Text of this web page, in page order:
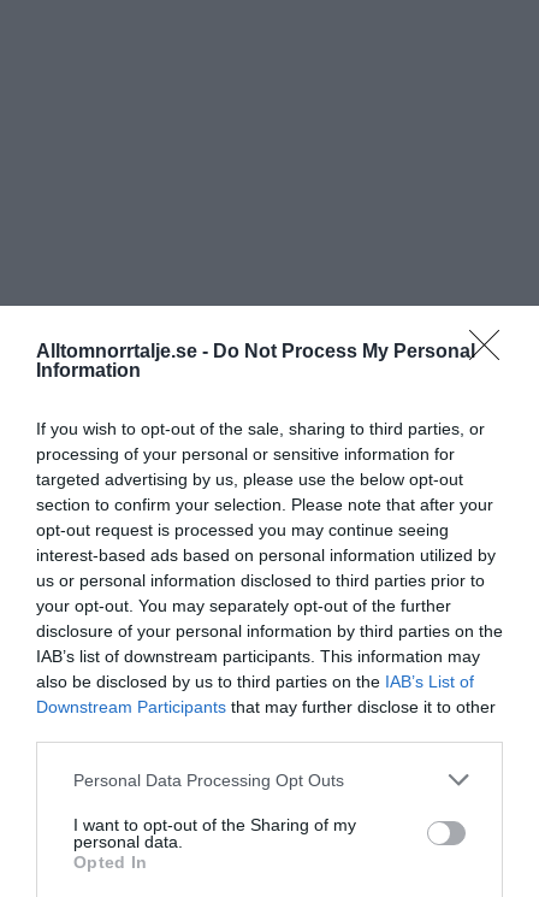
Alltomnorrtalje.se - Do Not Process My Personal
Information
If you wish to opt-out of the sale, sharing to third parties, or
processing of your personal or sensitive information for
targeted advertising by us, please use the below opt-out
section to confirm your selection. Please note that after your
opt-out request is processed you may continue seeing
interest-based ads based on personal information utilized by
us or personal information disclosed to third parties prior to
your opt-out. You may separately opt-out of the further
disclosure of your personal information by third parties on the
IAB’s list of downstream participants. This information may
also be disclosed by us to third parties on the IAB’s List of
Downstream Participants that may further disclose it to other
Personal Data Processing Opt Outs
I want to opt-out of the Sharing of my
personal data.
Opted In